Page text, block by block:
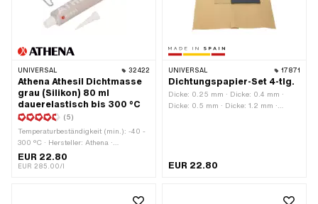
UNIVERSAL 32422
Athena Athesil Dichtmasse
grau (Silikon) 80 ml
dauerelastisch bis 300 °C
(5)
Temperaturbeständigkeit (min.): -40 -
300 °C · Hersteller: Athena ·
Anwendungsbereich: Chemie ·
Material: Silikon · Inhalt: 80 ml ·
EUR 22.80
EUR 285.00/l
UNIVERSAL 17871
Dichtungspapier-Set 4-tlg.
Dicke: 0.25 mm · Dicke: 0.4 mm ·
Dicke: 0.5 mm · Dicke: 1.2 mm ·
EUR 22.80